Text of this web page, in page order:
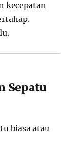
kecepatan
Sepatu
biasa atau